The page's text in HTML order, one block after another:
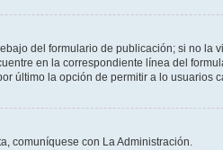
del formulario de publicación; si no
en la correspondiente línea del
último la opción de permitir a lo usuarios
comuníquese con La Administración.